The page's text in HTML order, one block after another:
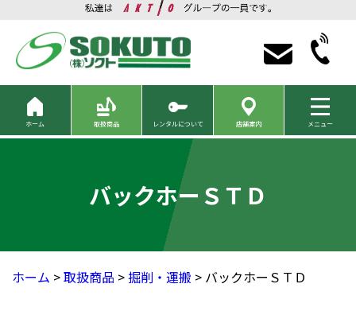
ホーム 取扱商品 レンタルについて 店舗案内 メニュー
バックホーＳＴＤ
ホーム >取扱商品 >掘削・運搬 > バックホーＳＴＤ